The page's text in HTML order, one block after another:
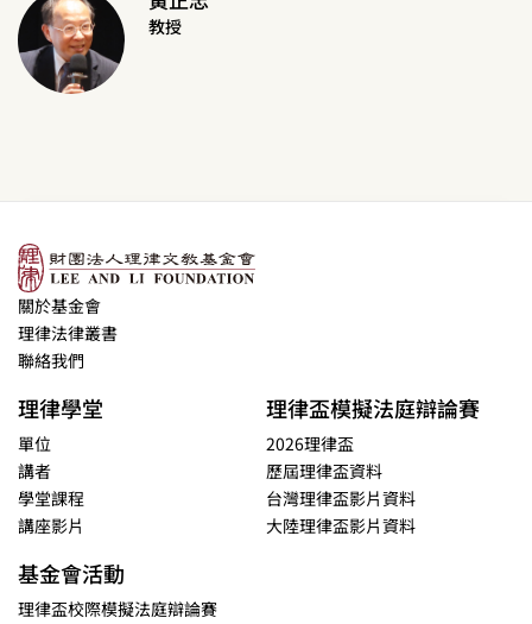
教授
關於基金會
理律法律叢書
聯絡我們
理律學堂
單位
講者
學堂課程
講座影片
理律盃模擬法庭辯論賽
2026理律盃
歷屆理律盃資料
台灣理律盃影片資料
大陸理律盃影片資料
基金會活動
理律盃校際模擬法庭辯論賽